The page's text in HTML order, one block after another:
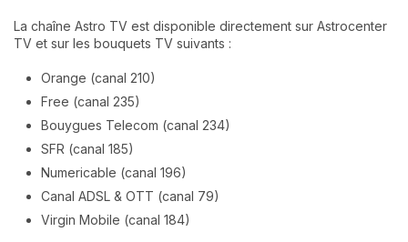
La chaîne Astro TV est disponible directement sur Astrocenter
TV et sur les bouquets TV suivants :
Orange (canal 210)
Free (canal 235)
Bouygues Telecom (canal 234)
SFR (canal 185)
Numericable (canal 196)
Canal ADSL & OTT (canal 79)
Virgin Mobile (canal 184)